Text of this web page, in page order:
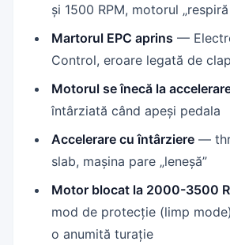
și 1500 RPM, motorul
Martorul EPC aprins —
Control, eroare legată de
Motorul se înecă la
întârziată când apeși pedala
Accelerare cu întârziere —
slab, mașina pare „leneșă”
Motor blocat la 2000-3500
mod de protecție (limp
o anumită turație